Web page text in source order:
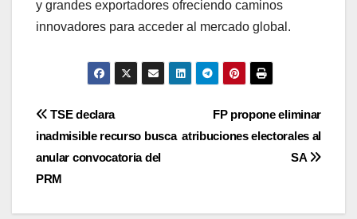
y grandes exportadores ofreciendo caminos
innovadores para acceder al mercado global.
Navegación
de
entradas
FP propone eliminar
atribuciones electorales al
SA
TSE declara
inadmisible recurso busca
anular convocatoria del
PRM